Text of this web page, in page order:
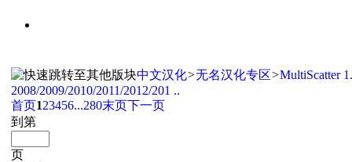
中文汉化>无名汉化专区>MultiScatter
2008/2009/2010/2011/2012/201 ..
首页123456...280末页下一页
到第
页